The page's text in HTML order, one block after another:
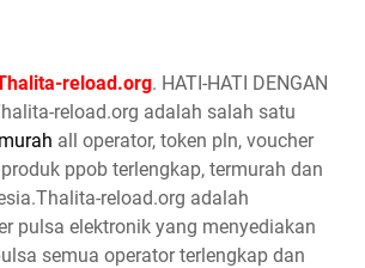
reload.org. HATI-HATI DENGAN
reload.org adalah salah satu
all operator, token pln, voucher
ppob terlengkap, termurah dan
reload.org adalah
pulsa elektronik yang menyediakan
semua operator terlengkap dan